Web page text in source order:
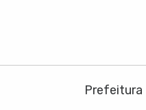
Prefeitura